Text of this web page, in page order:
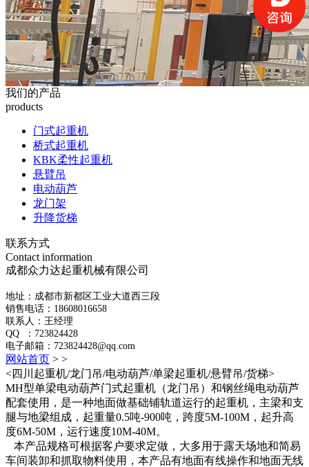
我们的产品
products
门式起重机
桥式起重机
KBK柔性起重机
悬臂吊
电动葫芦
龙门架
升降货梯
联系方式
Contact information
成都众力达起重机械有限公司
地址：成都市新都区工业大道西三段
销售电话：18608016658
联系人：王经理
QQ ：723824428
电子邮箱：723824428@qq.com
网站首页 > >
<四川起重机/龙门吊/电动葫芦/单梁起重机/悬臂吊/货梯>
MH型单梁电动葫芦门式起重机（龙门吊）和钢丝绳电动葫芦
配套使用，是一种地面做基础铺轨道运行的起重机，主梁和支
腿与地梁组成，起重量0.5吨-900吨，跨度5M-100M，起升高
度6M-50M，运行速度10M-40M。
本产品规格可根据客户要求定做，大多用于露天场地和简易
车间装卸和抓取物料使用，本产品有地面有线操作和地面无线